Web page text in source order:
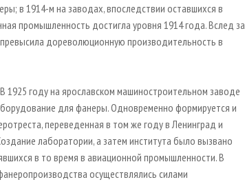
в 1914-м на заводах, впоследствии оставшихся в
промышленность достигла уровня 1914 года. Вслед за
дореволюционную производительность в
1925 году на ярославском машиностроительном заводе
для фанеры. Одновременно формируется и
переведенная в том же году в Ленинград и
лаборатории, а затем института было вызвано
в то время в авиационной промышленности. В
осуществлялись силами